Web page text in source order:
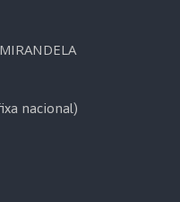
nacional)